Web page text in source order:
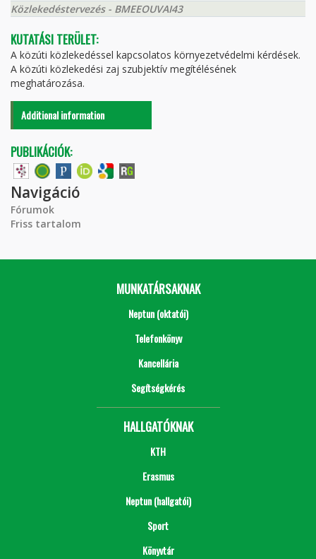
Közlekedéstervezés - BMEEOUVAI43
KUTATÁSI TERÜLET:
A közúti közlekedéssel kapcsolatos környezetvédelmi kérdések.
A közúti közlekedési zaj szubjektív megítélésének
meghatározása.
Additional information
PUBLIKÁCIÓK:
Navigáció
Fórumok
Friss tartalom
MUNKATÁRSAKNAK
Neptun (oktatói)
Telefonkönyv
Kancellária
Segítségkérés
HALLGATÓKNAK
KTH
Erasmus
Neptun (hallgatói)
Sport
Könyvtár